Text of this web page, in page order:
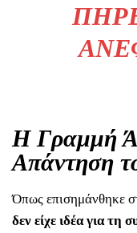
Η Γραμμή
Απάντηση
Όπως επισημάνθηκε
δεν είχε ιδέα για τη